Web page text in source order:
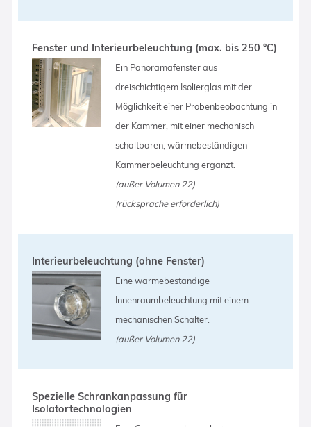
Fenster und Interieurbeleuchtung (max. bis 250 °C)
Ein Panoramafenster aus
dreischichtigem Isolierglas mit der
Möglichkeit einer Probenbeobachtung in
der Kammer, mit einer mechanisch
schaltbaren, wärmebeständigen
Kammerbeleuchtung ergänzt.
(außer Volumen 22)
(rücksprache erforderlich)
Interieurbeleuchtung (ohne Fenster)
Eine wärmebeständige
Innenraumbeleuchtung mit einem
mechanischen Schalter.
(außer Volumen 22)
Spezielle Schrankanpassung für
Isolatortechnologien